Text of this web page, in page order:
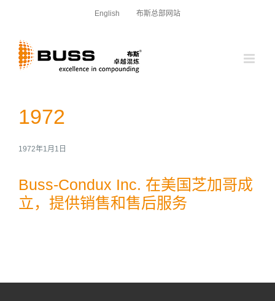
English 布斯总部网站
1972
1972年1月1日
Buss-Condux Inc. 在美国芝加哥成
立，提供销售和售后服务